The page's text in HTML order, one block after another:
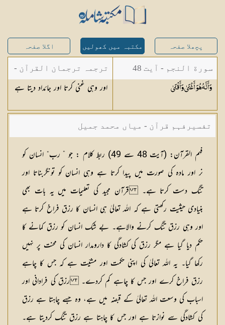
پچھلا صفحہ مکتبہ میں کھولیں اگلا صفحہ
سورة النجم - آیت 48
وَأَنَّهُ هُوَ أَغْنَىٰوَأَقْنَىٰ
ترجمہ ترجمان القرآن -
مولانا ابوالکلام آزاد
اور وہی غنی کرتا اور جائداد دیتا ہے
تفسیرفہم قرآن - میاں محمد جمیل
فہم القرآن: (آیت 48 سے 49) ربط کلام : جو ” رب“ انسان کو
نر اور مادہ کی صورت میں پیدا کرتا ہے وہی انسان کو تونگربناتا اور
تنگ دست کرتا ہے۔ قرآن مجید کی تعلیمات میں یہ بات بھی
بنیادی حیثیت رکھتی ہے کہ اللہ تعالیٰ ہی انسان کا رزق فراخ کرتا ہے
اور وہی رزق تنگ کرنے والاہے۔ بے شک انسان کو رزق کمانے کا
حکم دیا گیا ہے مگر رزق کی کشادگی کا دارومدار انسان کی محنت پر نہیں
رکھا گیا۔ یہ اللہ تعالیٰ کی اپنی حکمت اور مشیّت ہے کہ جس کا چاہے
رزق فراخ کرے اور جس کا چاہے کم کردے۔ رزق کی فرادانی اور
اسباب کی وسعت اللہ تعالیٰ کے قبضہ میں ہے، وہ جسے چاہتا ہے رزق
کی کشادگی سے نوازتا ہے اور جس کا چاہتا ہے رزق تنگ کردیتا ہے۔